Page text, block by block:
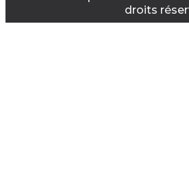
droits